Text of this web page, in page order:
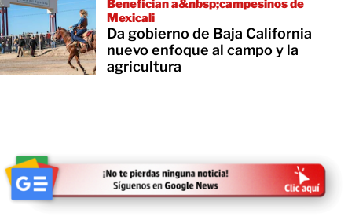
Benefician a&nbsp;campesinos de
Mexicali
Da gobierno de Baja California
nuevo enfoque al campo y la
agricultura